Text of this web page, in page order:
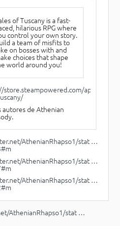
of Tuscany is a fast-
hilarious RPG where
control your own story.
a team of misfits to
on bosses with and
choices that shape
world around you!
store.steampowered.com/app/3334
autores de Athenian
AthenianRhapso1/stat …
AthenianRhapso1/stat …
AthenianRhapso1/stat …
AthenianRhapso1/stat …